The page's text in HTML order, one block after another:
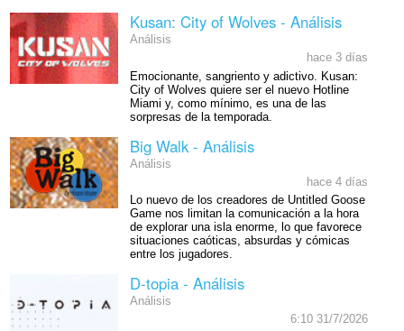
Kusan: City of Wolves - Análisis
Análisis
hace 3 días
Emocionante, sangriento y adictivo. Kusan:
City of Wolves quiere ser el nuevo Hotline
Miami y, como mínimo, es una de las
sorpresas de la temporada.
Big Walk - Análisis
Análisis
hace 4 días
Lo nuevo de los creadores de Untitled Goose
Game nos limitan la comunicación a la hora
de explorar una isla enorme, lo que favorece
situaciones caóticas, absurdas y cómicas
entre los jugadores.
D-topia - Análisis
Análisis
6:10 31/7/2026